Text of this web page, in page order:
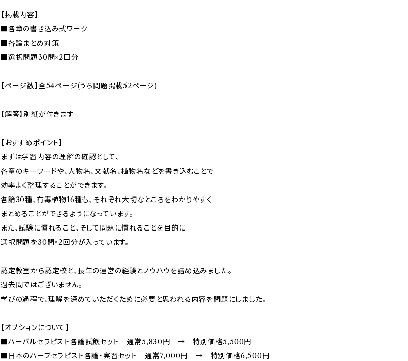
【掲載内容】
■各章の書き込み式ワーク
■各論まとめ対策
■選択問題30問×2回分
【ページ数】全54ページ(うち問題掲載52ページ)
【解答】別紙が付きます
【おすすめポイント】
まずは学習内容の理解の確認として、
各章のキーワードや、人物名、文献名、植物名などを書き込むことで
効率よく整理することができます。
各論30種、有毒植物16種も、それぞれ大切なところをわかりやすく
まとめることができるようになっています。
また、試験に慣れること、そして問題に慣れることを目的に
選択問題を30問×2回分が入っています。
認定教室から認定校と、長年の運営の経験とノウハウを詰め込みました。
過去問ではございません。
学びの過程で、理解を深めていただくために必要と思われる内容を問題にしました。
【オプションについて】
■ハーバルセラピスト各論試飲セット 通常5,830円 → 特別価格5,500円
■日本のハーブセラピスト各論・実習セット 通常7,000円 → 特別価格6,500円